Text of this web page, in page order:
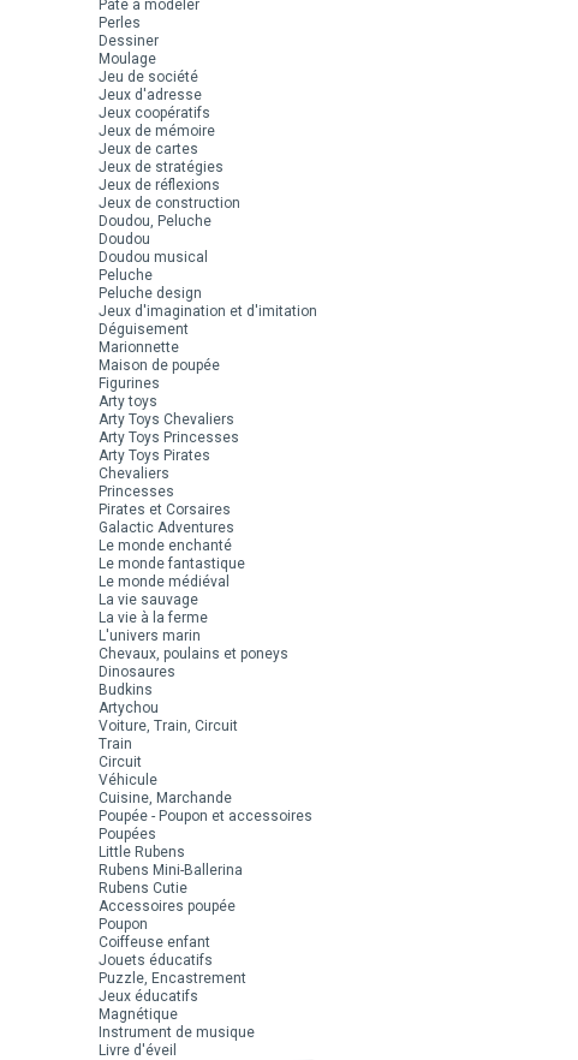
Pâte à modeler
Perles
Dessiner
Moulage
Jeu de société
Jeux d'adresse
Jeux coopératifs
Jeux de mémoire
Jeux de cartes
Jeux de stratégies
Jeux de réflexions
Jeux de construction
Doudou, Peluche
Doudou
Doudou musical
Peluche
Peluche design
Jeux d'imagination et d'imitation
Déguisement
Marionnette
Maison de poupée
Figurines
Arty toys
Arty Toys Chevaliers
Arty Toys Princesses
Arty Toys Pirates
Chevaliers
Princesses
Pirates et Corsaires
Galactic Adventures
Le monde enchanté
Le monde fantastique
Le monde médiéval
La vie sauvage
La vie à la ferme
L'univers marin
Chevaux, poulains et poneys
Dinosaures
Budkins
Artychou
Voiture, Train, Circuit
Train
Circuit
Véhicule
Cuisine, Marchande
Poupée - Poupon et accessoires
Poupées
Little Rubens
Rubens Mini-Ballerina
Rubens Cutie
Accessoires poupée
Poupon
Coiffeuse enfant
Jouets éducatifs
Puzzle, Encastrement
Jeux éducatifs
Magnétique
Instrument de musique
Livre d'éveil